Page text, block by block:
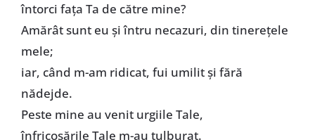
întorci fața Ta de către mine?
Amărât sunt eu și întru necazuri, din tinerețele
mele;
iar, când m-am ridicat, fui umilit și fără
nădejde.
Peste mine au venit urgiile Tale,
înfricoșările Tale m-au tulburat.